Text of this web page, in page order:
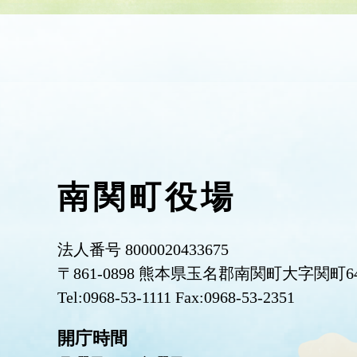
南関町役場
法人番号 8000020433675
〒861-0898 熊本県玉名郡南関町大字関町
Tel:0968-53-1111 Fax:0968-53-2351
開庁時間